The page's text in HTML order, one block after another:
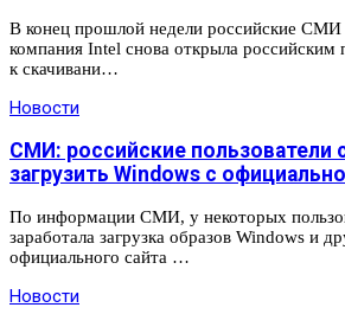
В конец прошлой недели российские
компания Intel снова открыла российским
к скачивани…
Новости
СМИ: российские пользователи
загрузить Windows с
По информации СМИ, у некоторых
заработала загрузка образов Windows и
официального сайта …
Новости